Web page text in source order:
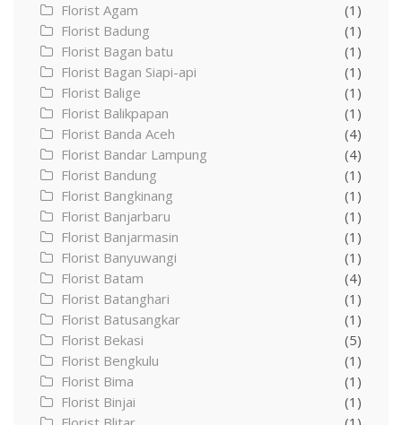
Florist Agam
(1)
Florist Badung
(1)
Florist Bagan batu
(1)
Florist Bagan Siapi-api
(1)
Florist Balige
(1)
Florist Balikpapan
(1)
Florist Banda Aceh
(4)
Florist Bandar Lampung
(4)
Florist Bandung
(1)
Florist Bangkinang
(1)
Florist Banjarbaru
(1)
Florist Banjarmasin
(1)
Florist Banyuwangi
(1)
Florist Batam
(4)
Florist Batanghari
(1)
Florist Batusangkar
(1)
Florist Bekasi
(5)
Florist Bengkulu
(1)
Florist Bima
(1)
Florist Binjai
(1)